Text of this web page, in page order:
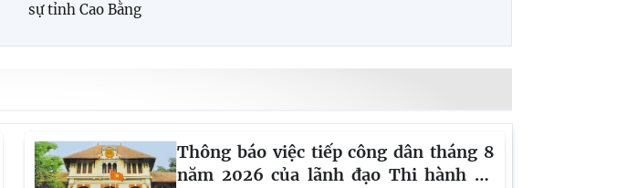
sự tỉnh Cao Bằng
Thông báo việc tiếp công dân tháng 8
năm 2026 của lãnh đạo Thi hành án